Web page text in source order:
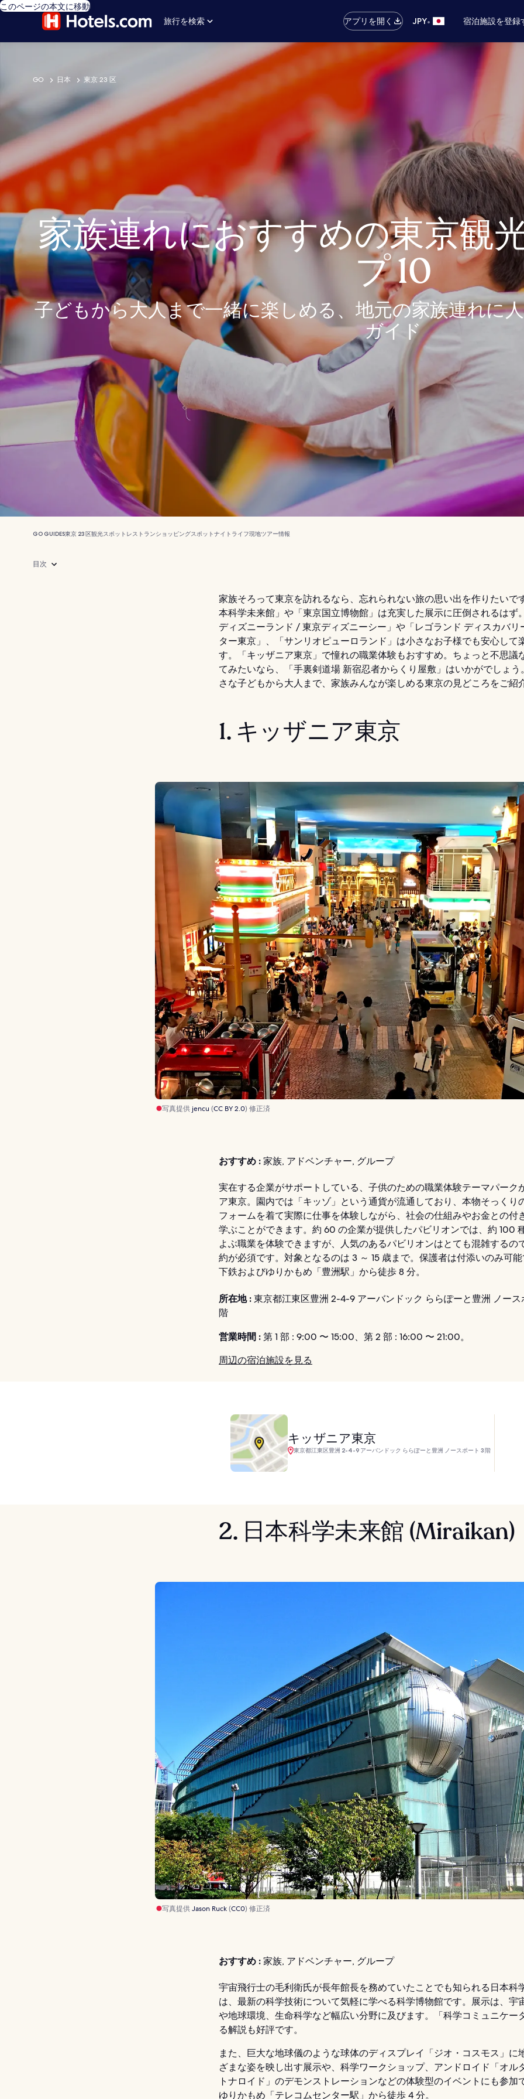
このページの本文に移動
旅行を検索
アプリを開く JPY• 宿泊施設を登録
GO 日本 東京 23 区
家族連れにおすすめの東京観
プ 10
子どもから大人まで一緒に楽しめる、地元の家族連れに
ガイド
GO GUIDES東京 23 区観光スポット レストランショッピングスポットナイトライフ現地ツアー情報
目次
家族そろって東京を訪れるなら、忘れられない旅の思い出を作りたいで
本科学未来館」や「東京国立博物館」は充実した展示に圧倒されるはず
ディズニーランド / 東京ディズニーシー」や「レゴランド ディスカバリ
ター東京」、「サンリオピューロランド」は小さなお子様でも安心して
す。「キッザニア東京」で憧れの職業体験もおすすめ。ちょっと不思議
てみたいなら、「手裏剣道場 新宿忍者からくり屋敷」はいかがでしょう
さな子どもから大人まで、家族みんなが楽しめる東京の見どころをご紹
1. キッザニア東京
写真提供 jencu (CC BY 2.0) 修正済
おすすめ : 家族, アドベンチャー, グループ
実在する企業がサポートしている、子供のための職業体験テーマパーク
ア東京。園内では「キッゾ」という通貨が流通しており、本物そっくり
フォームを着て実際に仕事を体験しながら、社会の仕組みやお金との付
学ぶことができます。約 60 の企業が提供したパビリオンでは、約 100
よぶ職業を体験できますが、人気のあるパビリオンはとても混雑するの
約が必須です。対象となるのは 3 ～ 15 歳まで。保護者は付添いのみ可
下鉄およびゆりかもめ「豊洲駅」から徒歩 8 分。
所在地 : 東京都江東区豊洲 2-4-9 アーバンドック ららぽーと豊洲 ノース
階
営業時間 : 第 1 部 : 9:00 〜 15:00、第 2 部 : 16:00 〜 21:00。
周辺の宿泊施設を見る
キッザニア東京
東京都江東区豊洲 2-4-9 アーバンドック ららぽーと豊洲 ノースポート 3 階
2. 日本科学未来館 (Miraikan)
写真提供Jason Ruck(CC0) 修正済
おすすめ : 家族, アドベンチャー, グループ
宇宙飛行士の毛利衛氏が長年館長を務めていたことでも知られる日本科
は、最新の科学技術について気軽に学べる科学博物館です。展示は、宇
や地球環境、生命科学など幅広い分野に及びます。「科学コミュニケー
る解説も好評です。
また、巨大な地球儀のような球体のディスプレイ「ジオ・コスモス」に
ざまな姿を映し出す展示や、科学ワークショップ、アンドロイド「オル
トナロイド」のデモンストレーションなどの体験型のイベントにも参加
ゆりかもめ「テレコムセンター駅」から徒歩 4 分。